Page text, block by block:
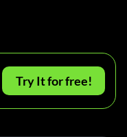
Try It for free!